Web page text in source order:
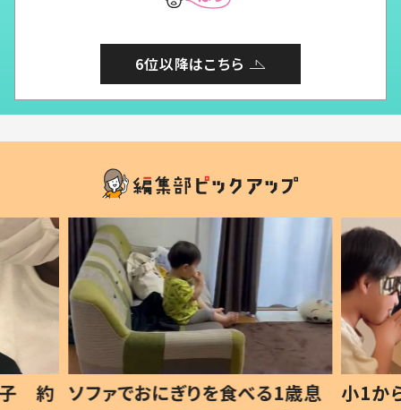
6位以降はこちら
歳息
小1から不登校、息子は「ギフテ
ひ孫